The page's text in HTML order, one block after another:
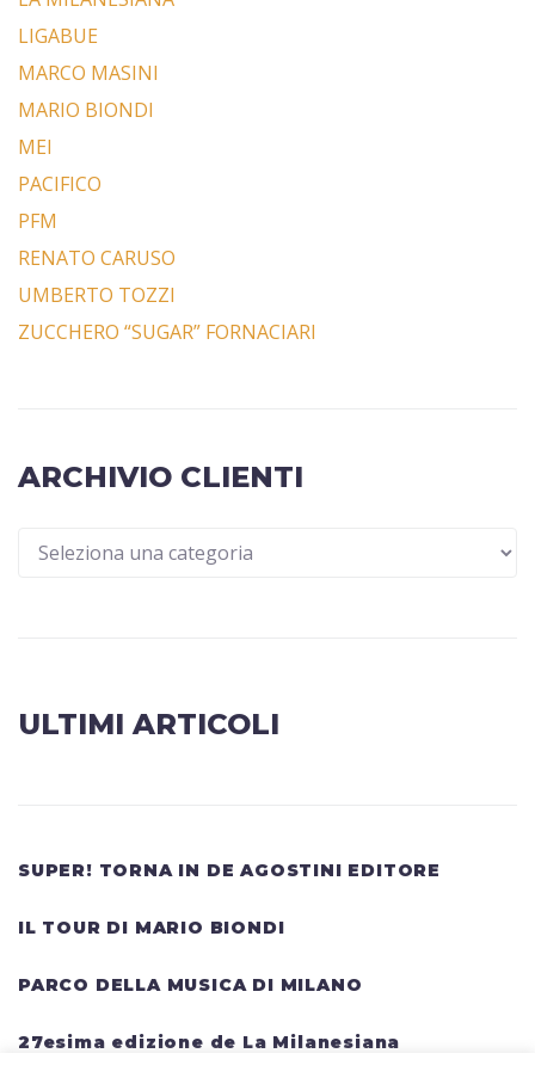
LIGABUE
MARCO MASINI
MARIO BIONDI
MEI
PACIFICO
PFM
RENATO CARUSO
UMBERTO TOZZI
ZUCCHERO “SUGAR” FORNACIARI
ARCHIVIO CLIENTI
ULTIMI ARTICOLI
SUPER! TORNA IN DE AGOSTINI EDITORE
IL TOUR DI MARIO BIONDI
PARCO DELLA MUSICA DI MILANO
27esima edizione de La Milanesiana